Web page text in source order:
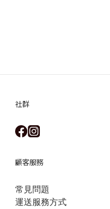
社群
顧客服務
常見問題
運送服務方式